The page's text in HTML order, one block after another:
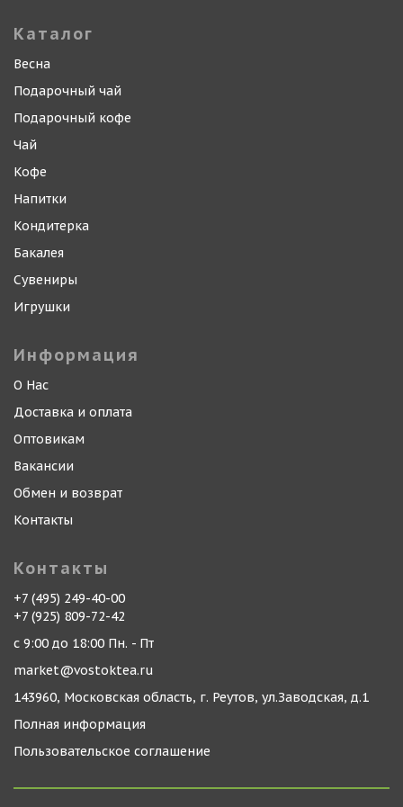
Каталог
Весна
Подарочный чай
Подарочный кофе
Чай
Кофе
Напитки
Кондитерка
Бакалея
Сувениры
Игрушки
Информация
О Нас
Доставка и оплата
Оптовикам
Вакансии
Обмен и возврат
Контакты
Контакты
+7 (495) 249-40-00
+7 (925) 809-72-42
с 9:00 до 18:00 Пн. - Пт
market@vostoktea.ru
143960, Московская область, г. Реутов, ул.Заводская, д.1
Полная информация
Пользовательское соглашение